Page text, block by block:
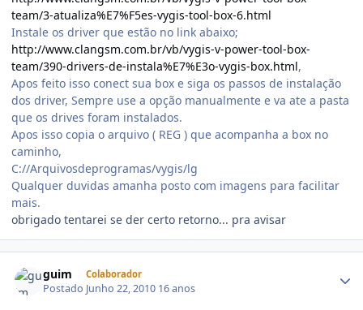
team/3-atualiza%E7%F5es-vygis-tool-box-6.html
Instale os driver que estão no link abaixo;
http://www.clangsm.com.br/vb/vygis-v-power-tool-box-
team/390-drivers-de-instala%E7%E3o-vygis-box.html,
Apos feito isso conect sua box e siga os passos de instalação
dos driver, Sempre use a opção manualmente e va ate a pasta
que os drives foram instalados.
Apos isso copia o arquivo ( REG ) que acompanha a box no
caminho,
C://Arquivosdeprogramas/vygis/lg
Qualquer duvidas amanha posto com imagens para facilitar
mais.
obrigado tentarei se der certo retorno... pra avisar
guim Colaborador
Postado Junho 22, 2010 16 anos